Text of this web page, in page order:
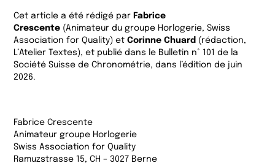
Cet article a été rédigé par Fabrice
Crescente (Animateur du groupe Horlogerie, Swiss
Association for Quality) etCorinne Chuard (rédaction,
L’Atelier Textes), et publié dans le Bulletin n° 101 de la
Société Suisse de Chronométrie, dans l’édition de juin
2026.
Fabrice Crescente
Animateur groupe Horlogerie
Swiss Association for Quality
Ramuzstrasse 15, CH – 3027 Berne